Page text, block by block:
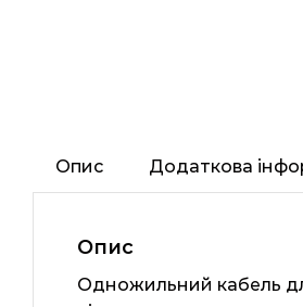
Опис Додаткова
Опис
Одножильний кабель